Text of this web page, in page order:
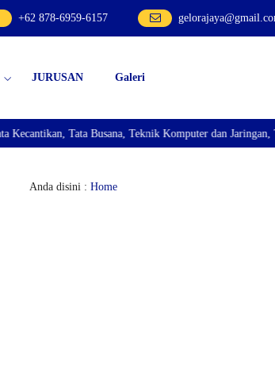
+62 878-6959-6157
JURUSAN Galeri
Tata Busana, Teknik Komputer dan Jaringan,
Anda disini : Home